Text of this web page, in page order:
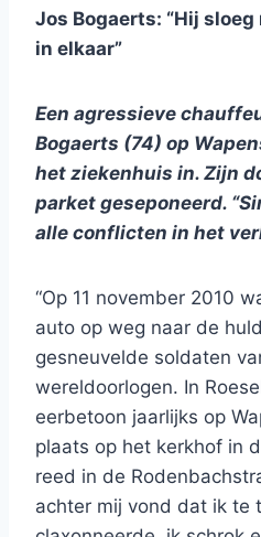
Jos Bogaerts: “Hij
in elkaar”
Een agressieve
Bogaerts (74) op
het ziekenhuis in. Zijn
parket geseponeerd.
alle conflicten in het
“Op 11 november 2010
auto op weg naar de
gesneuvelde soldaten
wereldoorlogen. In
eerbetoon jaarlijks op
plaats op het kerkhof in
reed in de
achter mij vond dat ik te